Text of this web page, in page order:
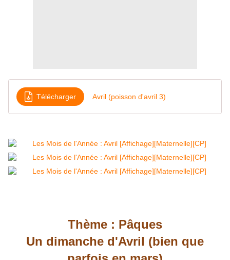
Télécharger Avril (poisson d'avril 3)
Thème : Pâques
Un dimanche d'Avril (bien que